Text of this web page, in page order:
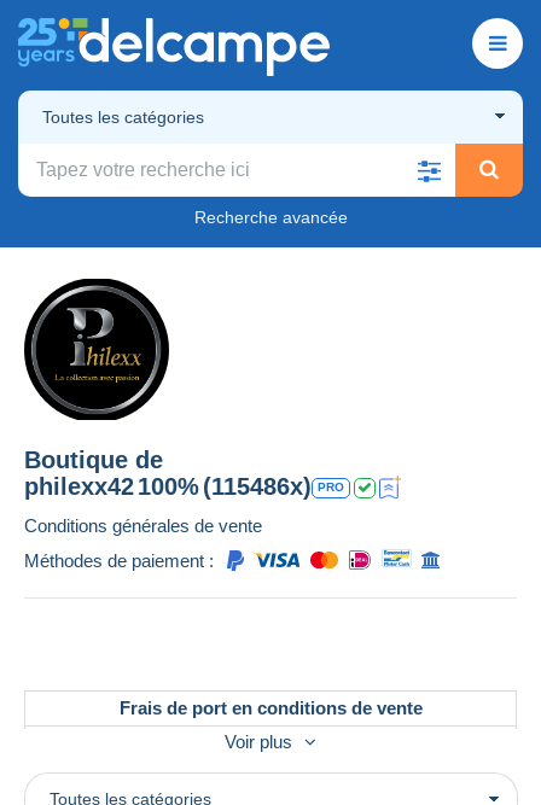
Toutes les catégories
Recherche avancée
Boutique de
philexx42100%(115486x) PRO
Conditions générales de vente
Méthodes de paiement :
Frais de port en conditions de vente
philexx42@gmail.com
Voir plus
Toutes les catégories